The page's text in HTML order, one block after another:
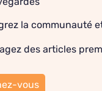
la communauté
des articles
vous